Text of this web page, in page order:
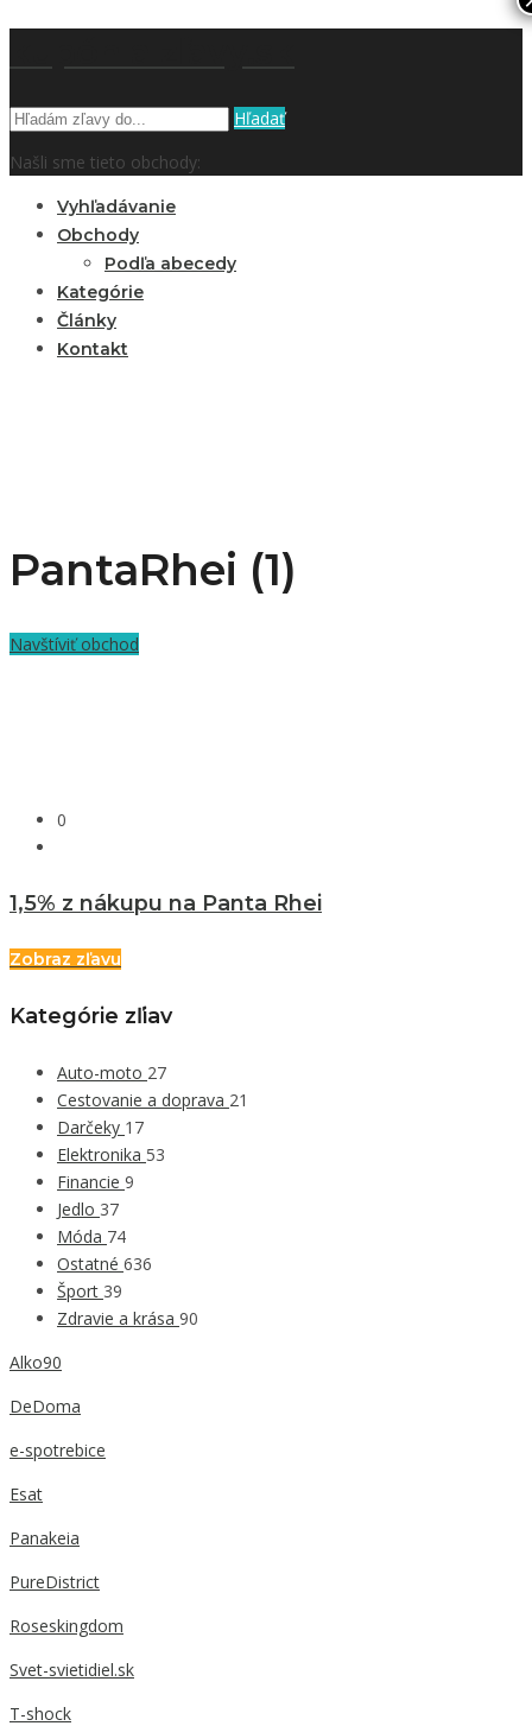
Hľadať
Našli sme tieto obchody:
Vyhľadávanie
Obchody
Podľa abecedy
Kategórie
Články
Kontakt
PantaRhei (1)
Navštíviť obchod
0
1,5% z nákupu na Panta Rhei
Zobraz zľavu
Kategórie zľiav
Auto-moto 27
Cestovanie a doprava 21
Darčeky 17
Elektronika 53
Financie 9
Jedlo 37
Móda 74
Ostatné 636
Šport 39
Zdravie a krása 90
Alko90
DeDoma
e-spotrebice
Esat
Panakeia
PureDistrict
Roseskingdom
Svet-svietidiel.sk
T-shock